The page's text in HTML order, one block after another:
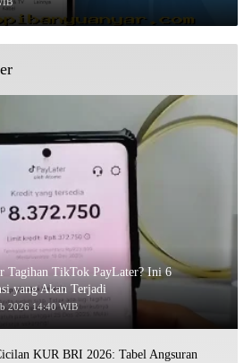
Tagihan TikTok PayLater? Ini 6
yang Akan Terjadi
2026 14:40 WIB
KUR BRI 2026: Tabel Angsuran